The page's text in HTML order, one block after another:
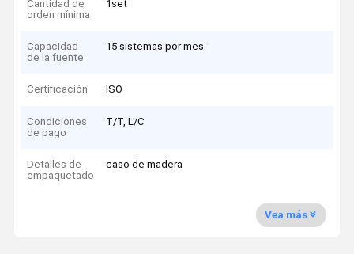
Cantidad de
orden mínima
1set
Capacidad
de la fuente
15 sistemas por mes
Certificación ISO
Condiciones
de pago
T/T, L/C
Detalles de
empaquetado
caso de madera
Vea más